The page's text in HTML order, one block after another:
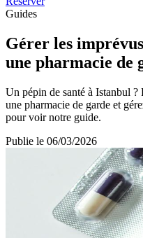
Guides
Gérer les
une pharmacie de
Un pépin de santé à Istanbul
une pharmacie de garde et
pour voir notre guide.
Publie le 06/03/2026